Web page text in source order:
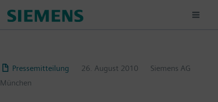
para
Pressemitteilung
26. August 2010
Siemens AG
München